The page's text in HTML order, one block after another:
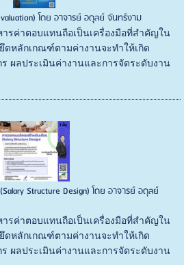
โดย อาจารย์ อดุลย์ จันทร์งาม
รค่าตอบแทนถือเป็นเครื่องมือที่สำคัญใน
ดหลักเกณฑ์ตามค่างานจะทำให้เกิด
ผลประเมินค่างานและการจัดระดับงาน
Structure Design) โดย อาจารย์ อดุลย์
รค่าตอบแทนถือเป็นเครื่องมือที่สำคัญใน
ดหลักเกณฑ์ตามค่างานจะทำให้เกิด
ผลประเมินค่างานและการจัดระดับงาน